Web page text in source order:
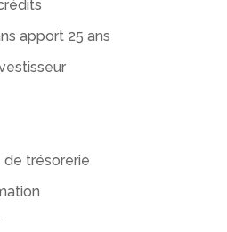
apport 25 ans
trésorerie